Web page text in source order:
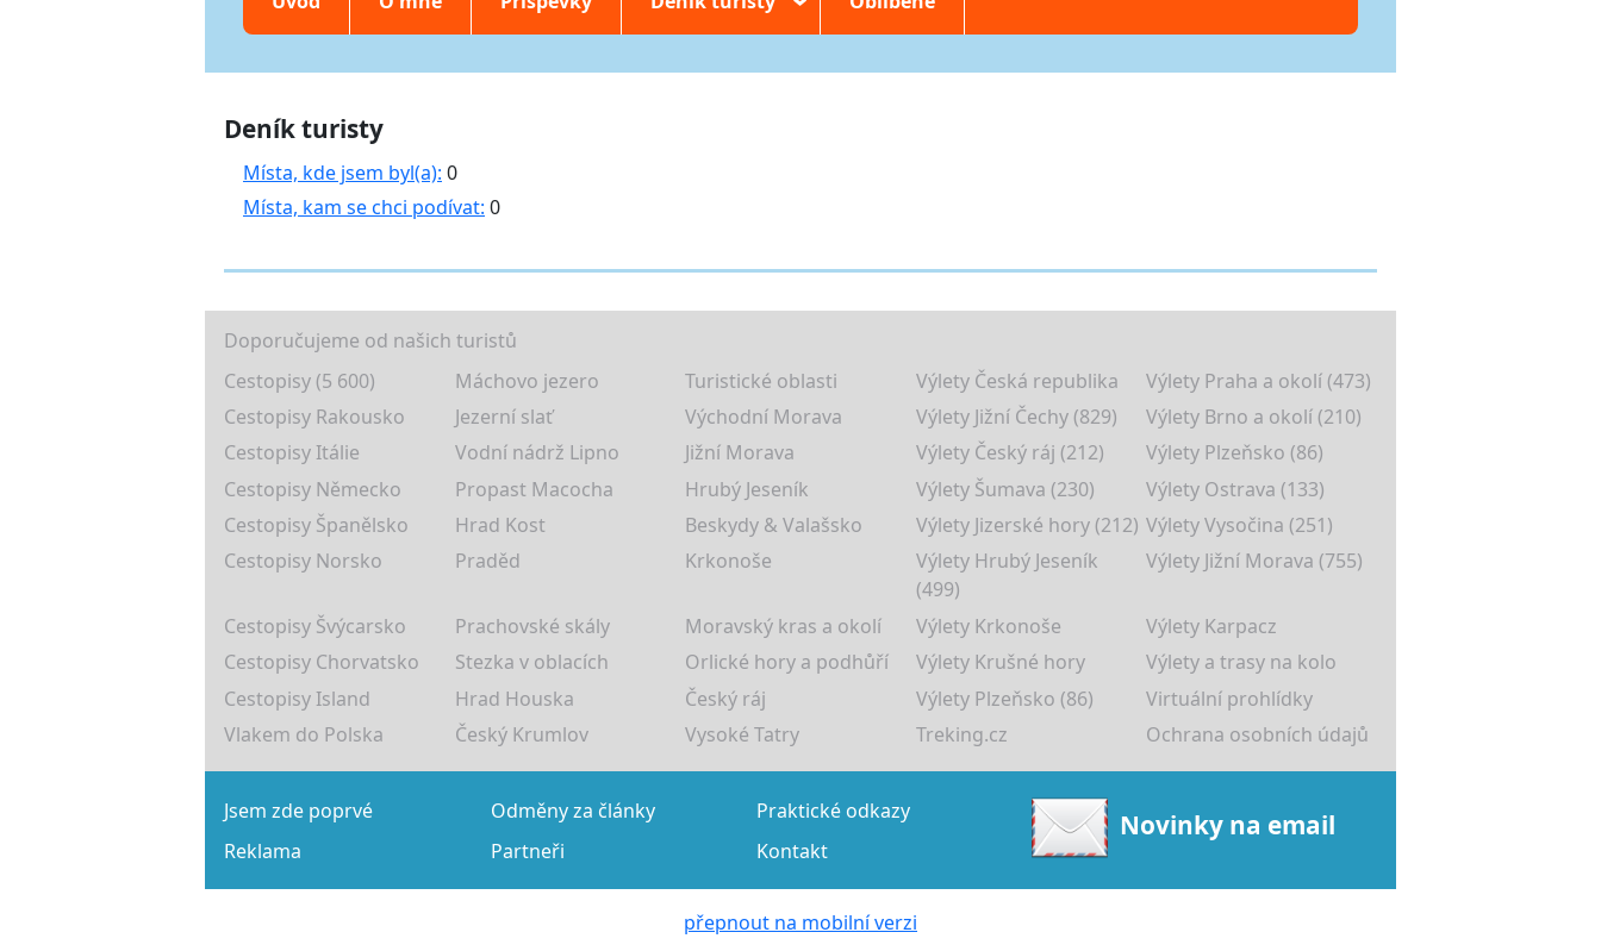
Deník turisty
Místa, kde jsem byl(a): 0
Místa, kam se chci podívat: 0
Doporučujeme od našich turistů
Cestopisy (5 600)
Máchovo jezero Turistické oblasti Výlety Česká republika
Výlety Praha a okolí (473)
Cestopisy Rakousko
Jezerní slať Východní Morava Výlety Jižní Čechy (829)
Výlety Brno a okolí (210)
Cestopisy Itálie
Vodní nádrž Lipno Jižní Morava Výlety Český ráj (212)
Výlety Plzeňsko (86)
Cestopisy Německo
Propast Macocha Hrubý Jeseník Výlety Šumava (230)
Výlety Ostrava (133)
Cestopisy Španělsko
Hrad Kost Beskydy & Valašsko Výlety Jizerské hory (212) Výlety Vysočina (251)
Cestopisy Norsko
Praděd Krkonoše
Výlety Hrubý Jeseník
(499)
Výlety Jižní Morava (755)
Cestopisy Švýcarsko Prachovské skály Moravský kras a okolí Výlety Krkonoše
Výlety Karpacz
Cestopisy Chorvatsko
Stezka v oblacích Orlické hory a podhůří Výlety Krušné hory
Výlety a trasy na kolo
Cestopisy Island
Hrad Houska Český ráj Výlety Plzeňsko (86)
Virtuální prohlídky
Vlakem do Polska
Český Krumlov Vysoké Tatry Treking.cz Ochrana osobních údajů
Jsem zde poprvé Odměny za články
Praktické odkazy
Reklama
Partneři Kontakt
Novinky na email
přepnout na mobilní verzi